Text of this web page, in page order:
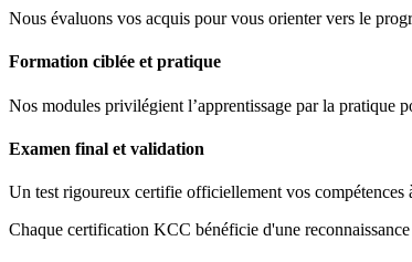
Nous évaluons vos acquis pour vous orienter vers le
Formation ciblée et pratique
Nos modules privilégient l’apprentissage par la pratique
Examen final et validation
Un test rigoureux certifie officiellement vos compétences
Chaque certification KCC bénéficie d'une